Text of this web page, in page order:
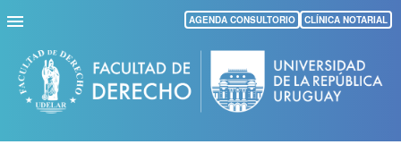
Pasar
al
contenido
principal
AGENDA CONSULTORIO CLÍNICA NOTARIAL